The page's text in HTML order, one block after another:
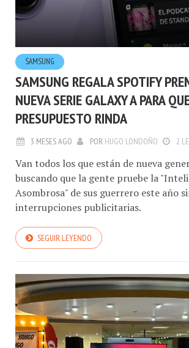
SAMSUNG
SAMSUNG REGALA SPOTIFY
NUEVA SERIE GALAXY A PARA
PRESUPUESTO RINDA
3 MESES AGO POR HUGO LONDOÑO 2
Van todos los que están de nueva
buscando que la gente pruebe la
Asombrosa" de sus guerrero este año
interrupciones publicitarias.
SEGUIR LEYENDO